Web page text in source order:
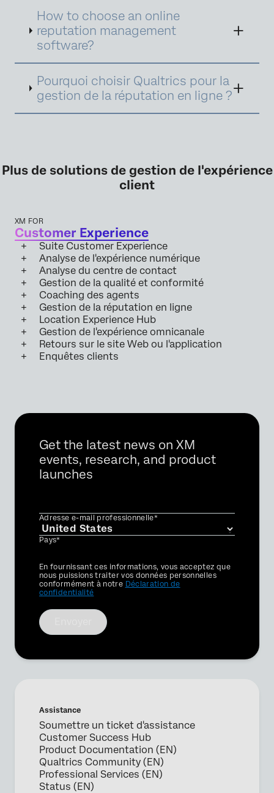
création et l'optimisation du contenu,
l'engagement auprès des audiences et la
réponse aux critiques. Une gestion de la
réputation en ligne efficace permet de
protéger et d'améliorer la réputation,
maintenir une présence en ligne positive dans
un monde de plus en plus numérique.
How to choose an online
reputation management
software?
Pourquoi choisir Qualtrics pour la
gestion de la réputation en ligne ?
Plus de solutions de gestion de l'expérience
client
XM FOR
Customer Experience
Suite Customer Experience
Analyse de l'expérience numérique
Analyse du centre de contact
Gestion de la qualité et conformité
Coaching des agents
Gestion de la réputation en ligne
Location Experience Hub
Gestion de l'expérience omnicanale
Retours sur le site Web ou l'application
Enquêtes clients
Demander une démo
Get the latest news on XM
events, research, and product
launches
Adresse e-mail professionnelle*
Pays*
Privacy
Optin
En fournissant ces informations, vous acceptez que
nous puissions traiter vos données personnelles
conformément à notre Déclaration de
confidentialité
Assistance
Soumettre un ticket d'assistance
Customer Success Hub
Product Documentation (EN)
Qualtrics Community (EN)
Professional Services (EN)
Status (EN)